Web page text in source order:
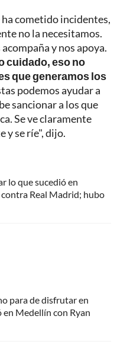
cometido incidentes,
no la necesitamos.
y nos apoya.
cuidado, eso no
que generamos los
podemos ayudar a
sancionar a los que
Se ve claramente
y se ríe", dijo.
lo que sucedió en
Real Madrid; hubo
para de disfrutar en
Medellín con Ryan